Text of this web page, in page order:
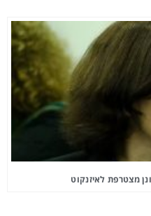
מצטרפת לאיזנקוט